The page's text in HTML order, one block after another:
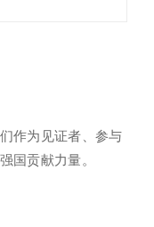
作为见证者、参与
国贡献力量。